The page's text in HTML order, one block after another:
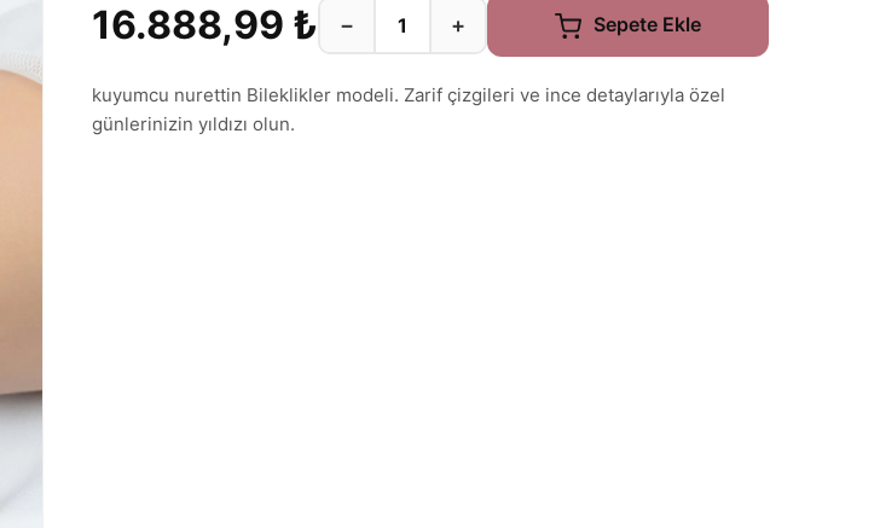
16.888,99 ₺ − + Sepete Ekle
kuyumcu nurettin Bileklikler modeli. Zarif çizgileri ve ince detaylarıyla özel
günlerinizin yıldızı olun.